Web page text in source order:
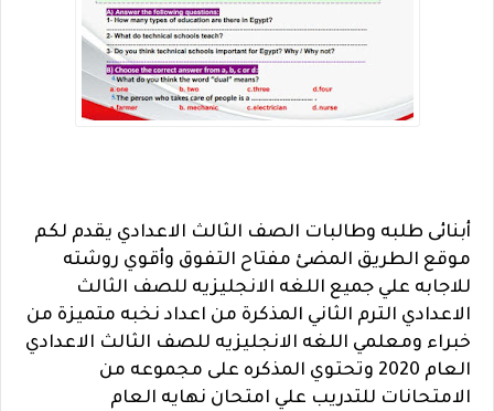
أبنائى طلبه وطالبات الصف الثالث الاعدادي يقدم لكم
موقع الطريق المضئ مفتاح التفوق وأقوي روشته
للاجابه علي جميع اللغه الانجليزيه للصف الثالث
الاعدادي الترم الثاني المذكرة من اعداد نخبه متميزة من
خبراء ومعلمي اللغه الانجليزيه للصف الثالث الاعدادي
العام 2020 وتحتوي المذكره على مجموعه من
الامتحانات للتدريب علي امتحان نهايه العام